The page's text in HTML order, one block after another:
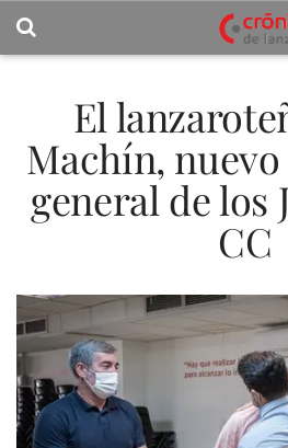
El
Machín,
general de los
CC